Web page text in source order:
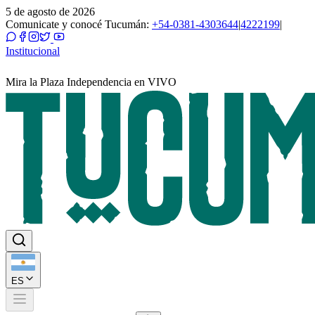
5 de agosto de 2026
Comunicate y conocé Tucumán: +54-0381-4303644|4222199|
Institucional
Mira la Plaza Independencia en VIVO
ES